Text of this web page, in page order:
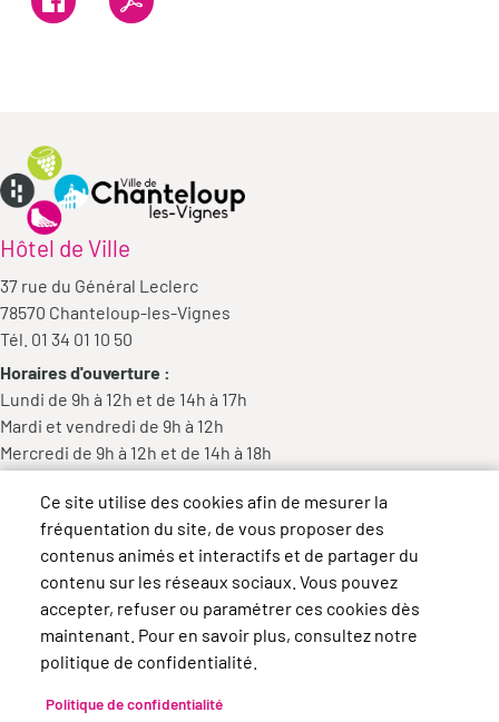
Hôtel de Ville
37 rue du Général Leclerc
78570 Chanteloup-les-Vignes
Tél. 01 34 01 10 50
Horaires d'ouverture :
Lundi de 9h à 12h et de 14h à 17h
Mardi et vendredi de 9h à 12h
Mercredi de 9h à 12h et de 14h à 18h
Ce site utilise des cookies afin de mesurer la
fréquentation du site, de vous proposer des
contenus animés et interactifs et de partager du
contenu sur les réseaux sociaux. Vous pouvez
accepter, refuser ou paramétrer ces cookies dès
maintenant. Pour en savoir plus, consultez notre
politique de confidentialité.
Politique de confidentialité